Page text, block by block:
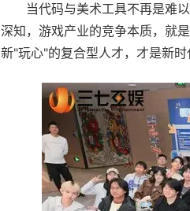
当代码与美术工具不再是难以
深知，游戏产业的竞争本质，就
新"玩心"的复合型人才，才是新时